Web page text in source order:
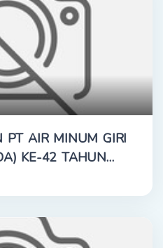
PT AIR MINUM GIRI
KE-42 TAHUN